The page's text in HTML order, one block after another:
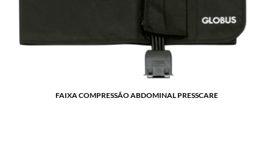
FAIXA COMPRESSÃO ABDOMINAL PRESSCARE